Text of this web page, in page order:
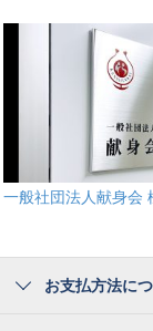
一般社団法人献身会
お支払方法に